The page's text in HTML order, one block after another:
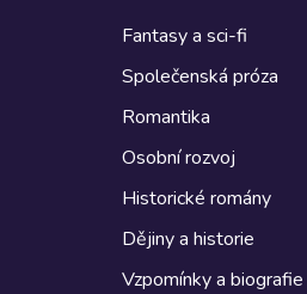
Fantasy a sci-fi
Společenská próza
Romantika
Osobní rozvoj
Historické romány
Dějiny a historie
Vzpomínky a biografie